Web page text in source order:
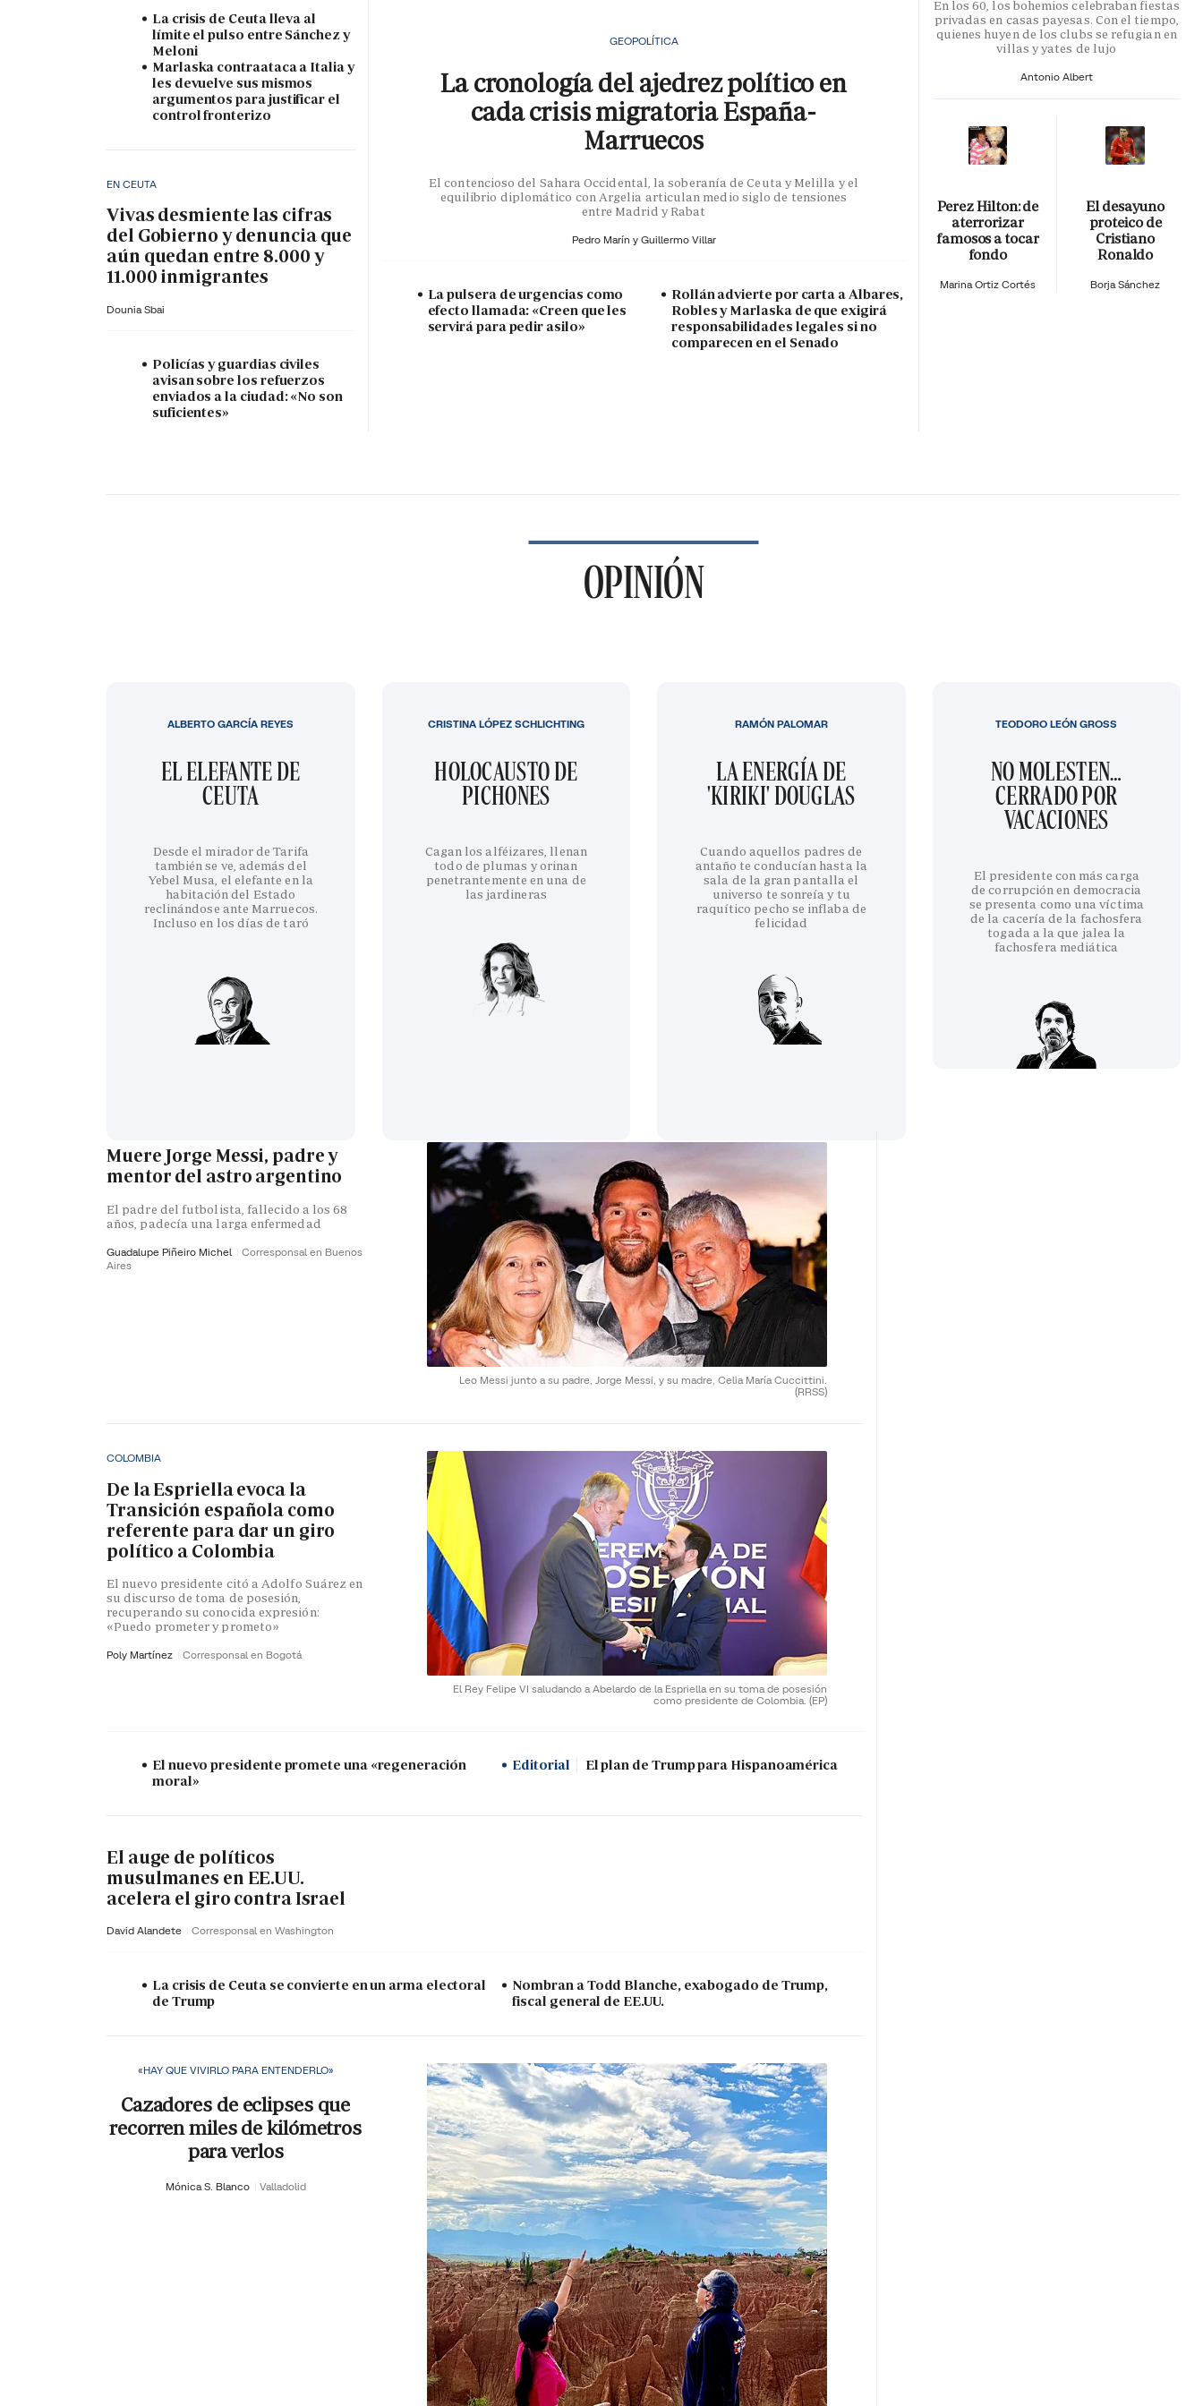
La crisis de Ceuta lleva al
límite el pulso entre Sánchez y
Meloni
Marlaska contraataca a Italia y
les devuelve sus mismos
argumentos para justificar el
control fronterizo
EN CEUTA
Vivas desmiente las cifras
del Gobierno y denuncia que
aún quedan entre 8.000 y
11.000 inmigrantes
Dounia Sbai
Policías y guardias civiles
avisan sobre los refuerzos
enviados a la ciudad: «No son
suficientes»
GEOPOLÍTICA
La cronología del ajedrez político en
cada crisis migratoria España-
Marruecos
El contencioso del Sahara Occidental, la soberanía de Ceuta y Melilla y el
equilibrio diplomático con Argelia articulan medio siglo de tensiones
entre Madrid y Rabat
Pedro Marín y Guillermo Villar
La pulsera de urgencias como
efecto llamada: «Creen que les
servirá para pedir asilo»
Rollán advierte por carta a Albares,
Robles y Marlaska de que exigirá
responsabilidades legales si no
comparecen en el Senado
En los 60, los bohemios celebraban fiestas
privadas en casas payesas. Con el tiempo,
quienes huyen de los clubs se refugian en
villas y yates de lujo
Antonio Albert
Perez Hilton: de
aterrorizar
famosos a tocar
fondo
Marina Ortiz Cortés
El desayuno
proteico de
Cristiano
Ronaldo
Borja Sánchez
OPINIÓN
EL ELEFANTE DE
CEUTA
Desde el mirador de Tarifa
también se ve, además del
Yebel Musa, el elefante en la
habitación del Estado
reclinándose ante Marruecos.
Incluso en los días de taró
ALBERTO GARCÍA REYES
HOLOCAUSTO DE
PICHONES
Cagan los alféizares, llenan
todo de plumas y orinan
penetrantemente en una de
las jardineras
CRISTINA LÓPEZ SCHLICHTING
LA ENERGÍA DE
'KIRIKI' DOUGLAS
Cuando aquellos padres de
antaño te conducían hasta la
sala de la gran pantalla el
universo te sonreía y tu
raquítico pecho se inflaba de
felicidad
RAMÓN PALOMAR
NO MOLESTEN…
CERRADO POR
VACACIONES
El presidente con más carga
de corrupción en democracia
se presenta como una víctima
de la cacería de la fachosfera
togada a la que jalea la
fachosfera mediática
TEODORO LEÓN GROSS
Leo Messi junto a su padre, Jorge Messi, y su madre, Celia María Cuccittini.
(RRSS)
Muere Jorge Messi, padre y
mentor del astro argentino
El padre del futbolista, fallecido a los 68
años, padecía una larga enfermedad
Guadalupe Piñeiro Michel
Corresponsal en Buenos
Aires
El Rey Felipe VI saludando a Abelardo de la Espriella en su toma de posesión
como presidente de Colombia. (EP)
COLOMBIA
De la Espriella evoca la
Transición española como
referente para dar un giro
político a Colombia
El nuevo presidente citó a Adolfo Suárez en
su discurso de toma de posesión,
recuperando su conocida expresión:
«Puedo prometer y prometo»
Poly Martínez Corresponsal en Bogotá
El nuevo presidente promete una «regeneración
moral»
Editorial El plan de Trump para Hispanoamérica
El auge de políticos
musulmanes en EE.UU.
acelera el giro contra Israel
David Alandete Corresponsal en Washington
La crisis de Ceuta se convierte en un arma electoral
de Trump
Nombran a Todd Blanche, exabogado de Trump,
fiscal general de EE.UU.
«HAY QUE VIVIRLO PARA ENTENDERLO»
Cazadores de eclipses que
recorren miles de kilómetros
para verlos
Mónica S. Blanco Valladolid